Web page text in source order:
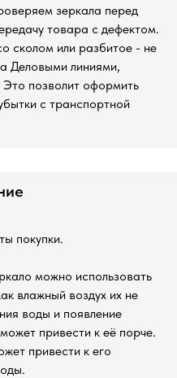
зеркала перед
товара с дефектом.
сколом или разбитое - не
Деловыми линиями,
позволит оформить
с транспортной
покупки.
можно использовать
влажный воздух их не
воды и появление
привести к её порче.
привести к его